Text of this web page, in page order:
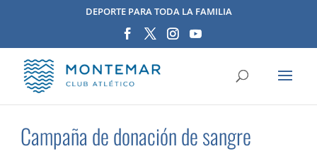
DEPORTE PARA TODA LA FAMILIA
Campaña de donación de sangre